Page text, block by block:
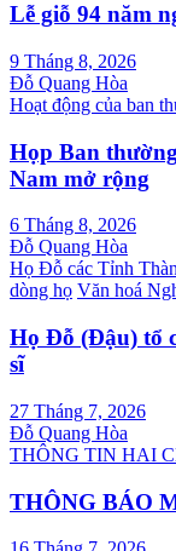
Lễ giỗ 94 năm
9 Tháng 8, 2026
Đỗ Quang Hòa
Hoạt động của ban
Họp Ban
Nam mở rộng
6 Tháng 8, 2026
Đỗ Quang Hòa
Họ Đỗ các Tỉnh
dòng họ Văn hoá
Họ Đỗ (Đậu) tổ
sĩ
27 Tháng 7, 2026
Đỗ Quang Hòa
THÔNG TIN HAI
THÔNG BÁO